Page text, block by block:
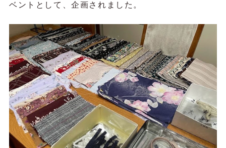
ベントとして、企画されました。